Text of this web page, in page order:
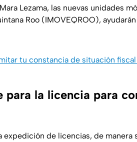
Lezama, las nuevas unidades
Roo (IMOVEQROO),
tu constancia de situación fiscal
la licencia para
de licencias, de manera